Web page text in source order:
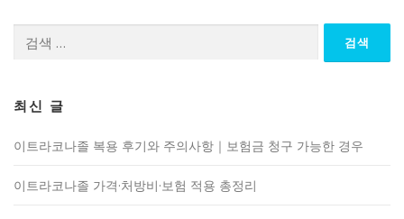
최신 글
이트라코나졸 복용 후기와 주의사항｜보험금 청구 가능한 경우
이트라코나졸 가격·처방비·보험 적용 총정리